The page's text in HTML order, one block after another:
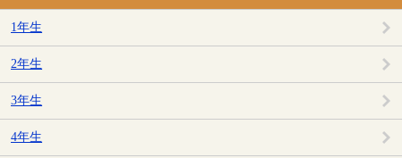
1年生
2年生
3年生
4年生